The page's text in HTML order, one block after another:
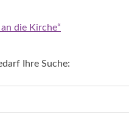
die Kirche“
Ihre Suche: